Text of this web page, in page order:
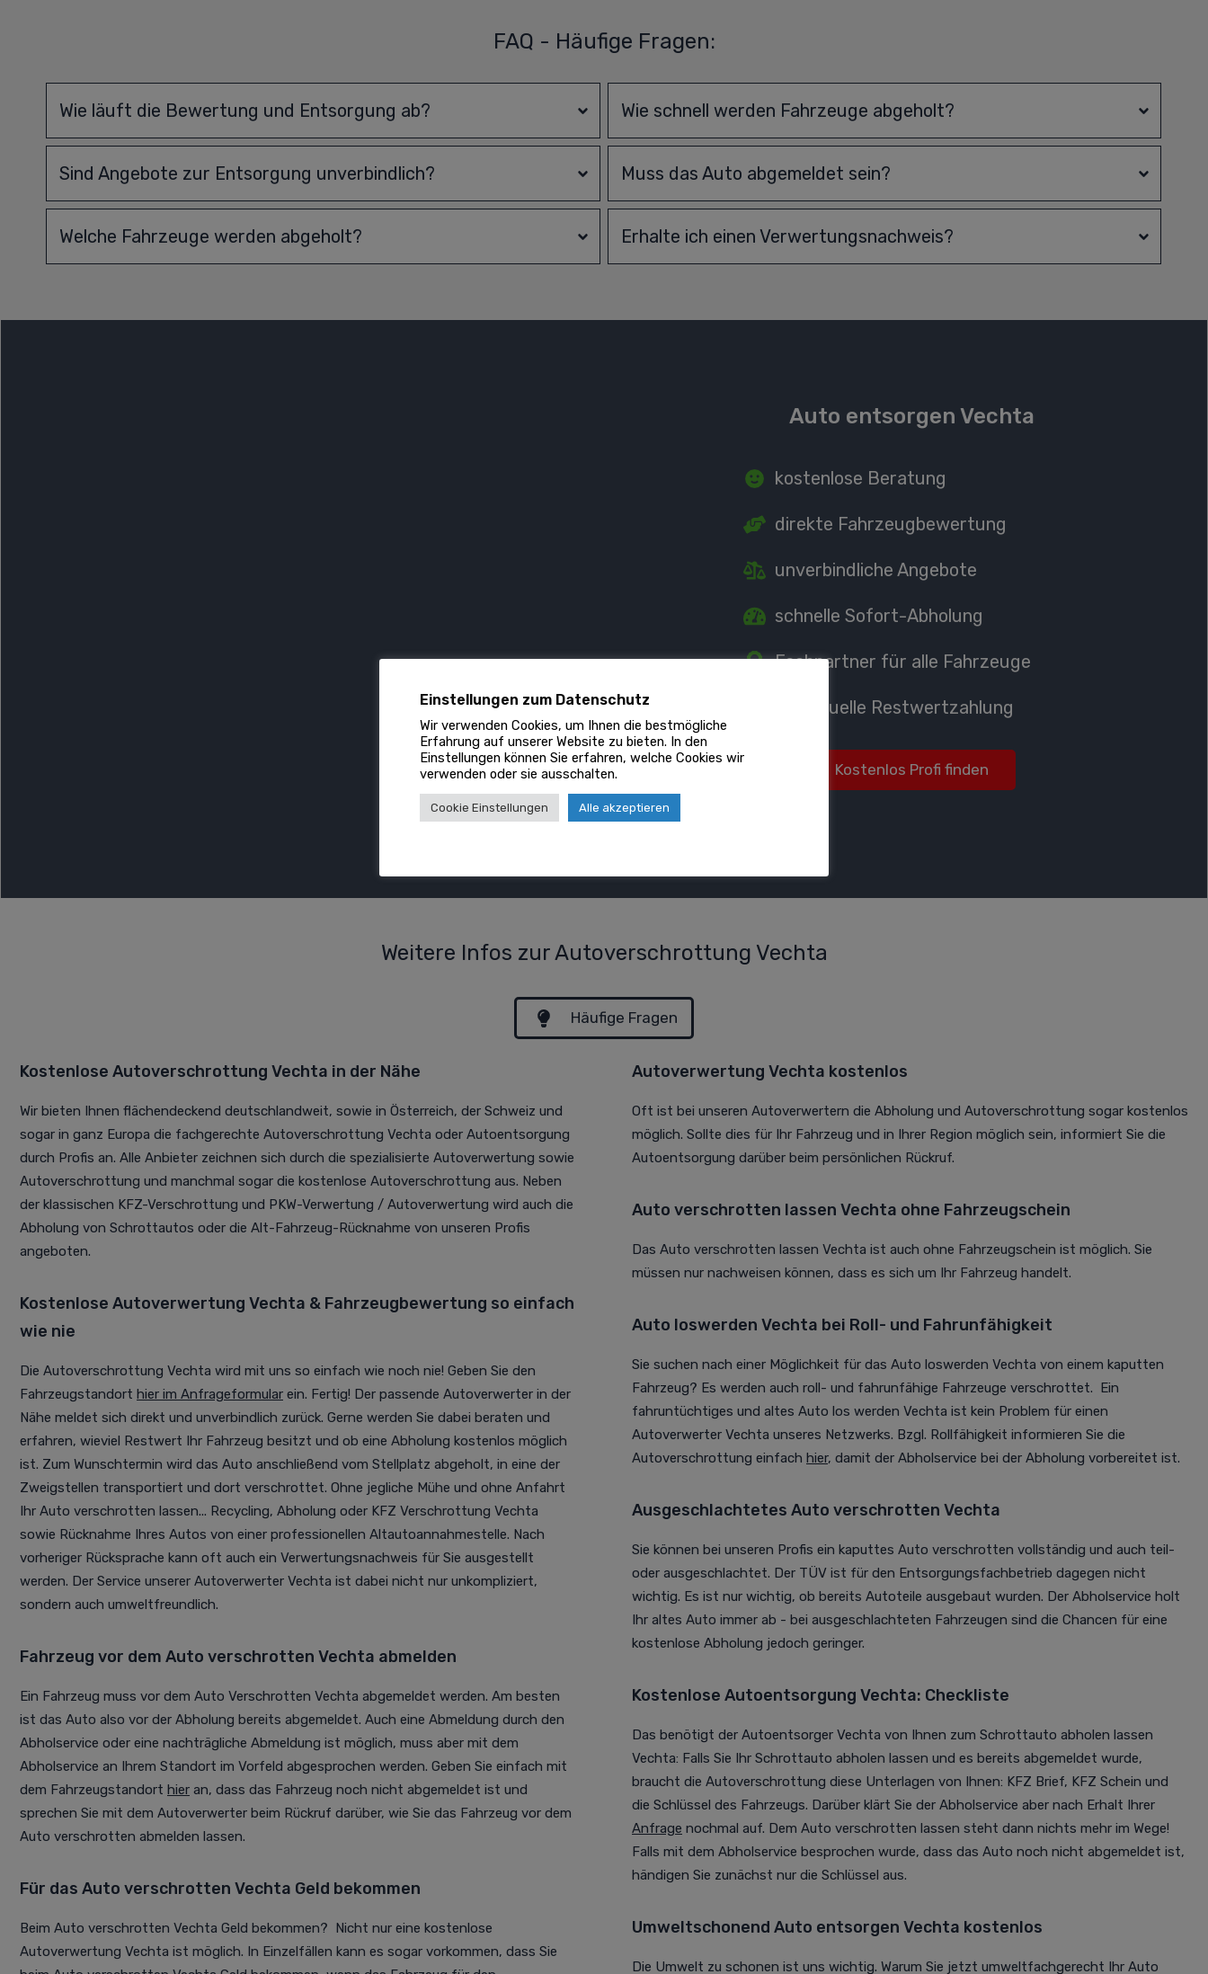
FAQ - Häufige Fragen:
Wie läuft die Bewertung und Entsorgung ab?
Sind Angebote zur Entsorgung unverbindlich?
Welche Fahrzeuge werden abgeholt?
Wie schnell werden Fahrzeuge abgeholt?
Muss das Auto abgemeldet sein?
Erhalte ich einen Verwertungsnachweis?
Auto entsorgen Vechta
kostenlose Beratung
direkte Fahrzeugbewertung
unverbindliche Angebote
schnelle Sofort-Abholung
Fachpartner für alle Fahrzeuge
Individuelle Restwertzahlung
Kostenlos Profi finden
Weitere Infos zur Autoverschrottung Vechta
Häufige Fragen
Kostenlose Autoverschrottung Vechta in der Nähe
Wir bieten Ihnen flächendeckend deutschlandweit, sowie in Österreich, der Schweiz und
sogar in ganz Europa die fachgerechte Autoverschrottung Vechta oder Autoentsorgung
durch Profis an. Alle Anbieter zeichnen sich durch die spezialisierte Autoverwertung sowie
Autoverschrottung und manchmal sogar die kostenlose Autoverschrottung aus. Neben
der klassischen KFZ-Verschrottung und PKW-Verwertung / Autoverwertung wird auch die
Abholung von Schrottautos oder die Alt-Fahrzeug-Rücknahme von unseren Profis
angeboten.
Kostenlose Autoverwertung Vechta & Fahrzeugbewertung so einfach
wie nie
Die Autoverschrottung Vechta wird mit uns so einfach wie noch nie! Geben Sie den
Fahrzeugstandort hier im Anfrageformular ein. Fertig! Der passende Autoverwerter in der
Nähe meldet sich direkt und unverbindlich zurück. Gerne werden Sie dabei beraten und
erfahren, wieviel Restwert Ihr Fahrzeug besitzt und ob eine Abholung kostenlos möglich
ist. Zum Wunschtermin wird das Auto anschließend vom Stellplatz abgeholt, in eine der
Zweigstellen transportiert und dort verschrottet. Ohne jegliche Mühe und ohne Anfahrt
Ihr Auto verschrotten lassen... Recycling, Abholung oder KFZ Verschrottung Vechta
sowie Rücknahme Ihres Autos von einer professionellen Altautoannahmestelle. Nach
vorheriger Rücksprache kann oft auch ein Verwertungsnachweis für Sie ausgestellt
werden. Der Service unserer Autoverwerter Vechta ist dabei nicht nur unkompliziert,
sondern auch umweltfreundlich.
Fahrzeug vor dem Auto verschrotten Vechta abmelden
Ein Fahrzeug muss vor dem Auto Verschrotten Vechta abgemeldet werden. Am besten
ist das Auto also vor der Abholung bereits abgemeldet. Auch eine Abmeldung durch den
Abholservice oder eine nachträgliche Abmeldung ist möglich, muss aber mit dem
Abholservice an Ihrem Standort im Vorfeld abgesprochen werden. Geben Sie einfach mit
dem Fahrzeugstandort hier an, dass das Fahrzeug noch nicht abgemeldet ist und
sprechen Sie mit dem Autoverwerter beim Rückruf darüber, wie Sie das Fahrzeug vor dem
Auto verschrotten abmelden lassen.
Für das Auto verschrotten Vechta Geld bekommen
Beim Auto verschrotten Vechta Geld bekommen? Nicht nur eine kostenlose
Autoverwertung Vechta ist möglich. In Einzelfällen kann es sogar vorkommen, dass Sie
Autoverwertung Vechta kostenlos
Oft ist bei unseren Autoverwertern die Abholung und Autoverschrottung sogar kostenlos
möglich. Sollte dies für Ihr Fahrzeug und in Ihrer Region möglich sein, informiert Sie die
Autoentsorgung darüber beim persönlichen Rückruf.
Auto verschrotten lassen Vechta ohne Fahrzeugschein
Das Auto verschrotten lassen Vechta ist auch ohne Fahrzeugschein ist möglich. Sie
müssen nur nachweisen können, dass es sich um Ihr Fahrzeug handelt.
Auto loswerden Vechta bei Roll- und Fahrunfähigkeit
Sie suchen nach einer Möglichkeit für das Auto loswerden Vechta von einem kaputten
Fahrzeug? Es werden auch roll- und fahrunfähige Fahrzeuge verschrottet. Ein
fahruntüchtiges und altes Auto los werden Vechta ist kein Problem für einen
Autoverwerter Vechta unseres Netzwerks. Bzgl. Rollfähigkeit informieren Sie die
Autoverschrottung einfach hier, damit der Abholservice bei der Abholung vorbereitet ist.
Ausgeschlachtetes Auto verschrotten Vechta
Sie können bei unseren Profis ein kaputtes Auto verschrotten vollständig und auch teil-
oder ausgeschlachtet. Der TÜV ist für den Entsorgungsfachbetrieb dagegen nicht
wichtig. Es ist nur wichtig, ob bereits Autoteile ausgebaut wurden. Der Abholservice holt
Ihr altes Auto immer ab - bei ausgeschlachteten Fahrzeugen sind die Chancen für eine
kostenlose Abholung jedoch geringer.
Kostenlose Autoentsorgung Vechta: Checkliste
Das benötigt der Autoentsorger Vechta von Ihnen zum Schrottauto abholen lassen
Vechta: Falls Sie Ihr Schrottauto abholen lassen und es bereits abgemeldet wurde,
braucht die Autoverschrottung diese Unterlagen von Ihnen: KFZ Brief, KFZ Schein und
die Schlüssel des Fahrzeugs. Darüber klärt Sie der Abholservice aber nach Erhalt Ihrer
Anfrage nochmal auf. Dem Auto verschrotten lassen steht dann nichts mehr im Wege!
Falls mit dem Abholservice besprochen wurde, dass das Auto noch nicht abgemeldet ist,
händigen Sie zunächst nur die Schlüssel aus.
Umweltschonend Auto entsorgen Vechta kostenlos
Die Umwelt zu schonen ist uns wichtig. Warum Sie jetzt umweltfachgerecht Ihr Auto
Einstellungen zum Datenschutz
Wir verwenden Cookies, um Ihnen die bestmögliche
Erfahrung auf unserer Website zu bieten. In den
Einstellungen können Sie erfahren, welche Cookies wir
verwenden oder sie ausschalten.
Cookie Einstellungen Alle akzeptieren